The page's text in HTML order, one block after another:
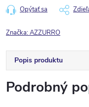
Opýtať sa
Značka:AZZURRO
Popis produktu
Podrobný